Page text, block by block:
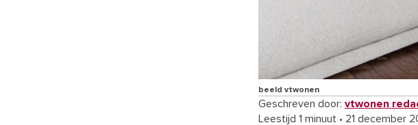
beeld vtwonen
Geschreven door: vtwonen
Leestijd 1 minuut • 21 december